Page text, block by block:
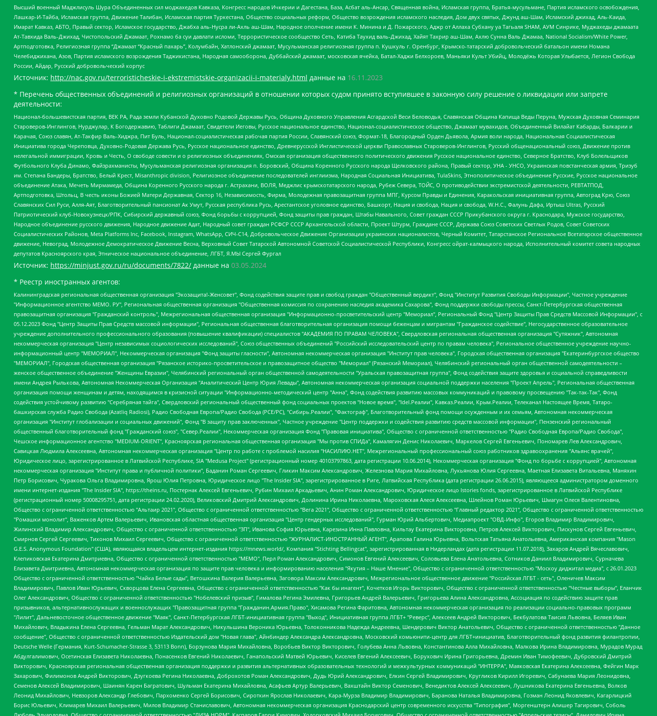
Высший военный Маджлисуль Шура Объединенных сил моджахедов Кавказа, Конгресс народов Ичкерии и Дагестана, База, Асбат аль-Ансар, Священная война, Исламская группа, Братья-мусульмане, Партия исламского освобождения,
Лашкар-И-Тайба, Исламская группа, Движение Талибан, Исламская партия Туркестана, Общество социальных реформ, Общество возрождения исламского наследия, Дом двух святых, Джунд аш-Шам, Исламский джихад, Аль-Каида,
Имарат Кавказ, АБТО, Правый сектор, Исламское государство, Джабха аль-Нусра ли-Ахль аш-Шам, Народное ополчение имени К. Минина и Д. Пожарского, Аджр от Аллаха Субхану уа Тагьаля SHAM, АУМ Синрике, Муджахеды джамаата
Ат-Тавхида Валь-Джихад, Чистопольский Джамаат, Рохнамо ба суи давлати исломи, Террористическое сообщество Сеть, Катиба Таухид валь-Джихад, Хайят Тахрир аш-Шам, Ахлю Сунна Валь Джамаа, National Socialism/White Power,
Артподготовка, Религиозная группа “Джамаат “Красный пахарь”, Колумбайн, Хатлонский джамаат, Мусульманская религиозная группа п. Кушкуль г. Оренбург, Крымско-татарский добровольческий батальон имени Номана
Челебиджихана, Азов, Партия исламского возрождения Таджикистана, Народная самооборона, Дуббайский джамаат, московская ячейка, Батал-Хаджи Белхороев, Маньяки Культ Убийц, Молодёжь Которая Улыбается, Легион Свобода
России, Айдар, Русский добровольческий корпус
Источник: http://nac.gov.ru/terroristicheskie-i-ekstremistskie-organizacii-i-materialy.html данные на 16.11.2023
* Перечень общественных объединений и религиозных организаций в отношении которых судом принято вступившее в законную силу решение о ликвидации или запрете
деятельности:
Национал-большевистская партия, ВЕК РА, Рада земли Кубанской Духовно Родовой Державы Русь, Община Духовного Управления Асгардской Веси Беловодья, Славянская Община Капища Веды Перуна, Мужская Духовная Семинария
Староверов-Инглингов, Нурджулар, К Богодержавию, Таблиги Джамаат, Свидетели Иеговы, Русское национальное единство, Национал-социалистическое общество, Джамаат мувахидов, Объединенный Вилайат Кабарды, Балкарии и
Карачая, Союз славян, Ат-Такфир Валь-Хиджра, Пит Буль, Национал-социалистическая рабочая партия России, Славянский союз, Формат-18, Благородный Орден Дьявола, Армия воли народа, Национальная Социалистическая
Инициатива города Череповца, Духовно-Родовая Держава Русь, Русское национальное единство, Древнерусской Инглистической церкви Православных Староверов-Инглингов, Русский общенациональный союз, Движение против
нелегальной иммиграции, Кровь и Честь, О свободе совести и о религиозных объединениях, Омская организация общественного политического движения Русское национальное единство, Северное Братство, Клуб Болельщиков
Футбольного Клуба Динамо, Файзрахманисты, Мусульманская религиозная организация п. Боровский, Община Коренного Русского народа Щелковского района, Правый сектор, УНА - УНСО, Украинская повстанческая армия, Тризуб
им. Степана Бандеры, Братство, Белый Крест, Misanthropic division, Религиозное объединение последователей инглиизма, Народная Социальная Инициатива, TulaSkins, Этнополитическое объединение Русские, Русское национальное
объединение Атака, Мечеть Мирмамеда, Община Коренного Русского народа г. Астрахани, ВОЛЯ, Меджлис крымскотатарского народа, Рубеж Севера, ТОЙС, О противодействии экстремистской деятельности, РЕВТАТПОД,
Артподготовка, Штольц, В честь иконы Божией Матери Державная, Сектор 16, Независимость, Фирма, Молодежная правозащитная группа МПГ, Курсом Правды и Единения, Каракольская инициативная группа, Автоград Крю, Союз
Славянских Сил Руси, Алля-Аят, Благотворительный пансионат Ак Умут, Русская республика Русь, Арестантское уголовное единство, Башкорт, Нация и свобода, Нация и свобода, W.H.С., Фалунь Дафа, Иртыш Ultras, Русский
Патриотический клуб-Новокузнецк/РПК, Сибирский державный союз, Фонд борьбы с коррупцией, Фонд защиты прав граждан, Штабы Навального, Совет граждан СССР Прикубанского округа г. Краснодара, Мужское государство,
Народное объединение русского движения, Народное движение Адат, Народный совет граждан РСФСР СССР Архангельской области, Проект Штурм, Граждане СССР, Держава Союз Советских Светлых Родов, Совет Советских
Социалистических Районов, Meta Platforms Inc, Facebook, Instagram, WhatsApp, СИЧ-С14, Добровольческое Движение Организации украинских националистов, Черный Комитет, Татарстанское Региональное Всетатарское общественное
движение, Невоград, Молодежное Демократическое Движение Весна, Верховный Совет Татарской Автономной Советской Социалистической Республики, Конгресс ойрат-калмыцкого народа, Исполнительный комитет совета народных
депутатов Красноярского края, Этническое национальное объединение, ЛГБТ, Я.МЫ Сергей Фургал
Источник: https://minjust.gov.ru/ru/documents/7822/ данные на 03.05.2024
* Реестр иностранных агентов:
Калининградская региональная общественная организация "Экозащита!-Женсовет", Фонд содействия защите прав и свобод граждан "Общественный вердикт", Фонд "Институт Развития Свободы Информации", Частное учреждение "Информационное агентство МЕМО. РУ", Региональная общественная организация "Общественная комиссия по сохранению наследия академика Сахарова", Фонд поддержки свободы прессы, Санкт-Петербургская общественная правозащитная организация "Гражданский контроль", Межрегиональная общественная организация "Информационно-просветительский центр "Мемориал", Региональный Фонд "Центр Защиты Прав Средств Массовой Информации", с 05.12.2023 Фонд "Центр Защиты Прав Средств массовой информации", Региональная общественная благотворительная организация помощи беженцам и мигрантам "Гражданское содействие", Негосударственное образовательное учреждение дополнительного профессионального образования (повышение квалификации) специалистов "АКАДЕМИЯ ПО ПРАВАМ ЧЕЛОВЕКА", Свердловская региональная общественная организация "Сутяжник", Автономная некоммерческая организация "Центр независимых социологических исследований", Союз общественных объединений "Российский исследовательский центр по правам человека", Региональное общественное учреждение научно-информационный центр "МЕМОРИАЛ", Некоммерческая организация "Фонд защиты гласности", Автономная некоммерческая организация "Институт прав человека", Городская общественная организация "Екатеринбургское общество "МЕМОРИАЛ", Городская общественная организация "Рязанское историко-просветительское и правозащитное общество "Мемориал" (Рязанский Мемориал), Челябинский региональный орган общественной самодеятельности – женское общественное объединение "Женщины Евразии", Челябинский региональный орган общественной самодеятельности "Уральская правозащитная группа", Фонд содействия защите здоровья и социальной справедливости имени Андрея Рылькова, Автономная Некоммерческая Организация "Аналитический Центр Юрия Левады", Автономная некоммерческая организация социальной поддержки населения "Проект Апрель", Региональная общественная организация помощи женщинам и детям, находящимся в кризисной ситуации "Информационно-методический центр "Анна", Фонд содействия развитию массовых коммуникаций и правовому просвещению "Так-так-Так", Фонд содействия устойчивому развитию "Серебряная тайга", Свердловский региональный общественный фонд социальных проектов "Новое время", "Idel.Реалии", Кавказ.Реалии, Крым.Реалии, Телеканал Настоящее Время, Татаро-башкирская служба Радио Свобода (Azatliq Radiosi), Радио Свободная Европа/Радио Свобода (PCE/PC), "Сибирь.Реалии", "Фактограф", Благотворительный фонд помощи осужденным и их семьям, Автономная некоммерческая организация "Институт глобализации и социальных движений", Фонд "В защиту прав заключенных", Частное учреждение "Центр поддержки и содействия развитию средств массовой информации", Пензенский региональный общественный благотворительный фонд "Гражданский союз", "Север.Реалии", Некоммерческая организация Фонд "Правовая инициатива", Общество с ограниченной ответственностью "Радио Свободная Европа/Радио Свобода", Чешское информационное агентство "MEDIUM-ORIENT", Красноярская региональная общественная организация "Мы против СПИДа", Камалягин Денис Николаевич, Маркелов Сергей Евгеньевич, Пономарев Лев Александрович, Савицкая Людмила Алексеевна, Автономная некоммерческая организация "Центр по работе с проблемой насилия "НАСИЛИЮ.НЕТ", Межрегиональный профессиональный союз работников здравоохранения "Альянс врачей", Юридическое лицо, зарегистрированное в Латвийской Республике, SIA "Medusa Project" (регистрационный номер 40103797863, дата регистрации 10.06.2014), Некоммерческая организация "Фонд по борьбе с коррупцией", Автономная некоммерческая организация "Институт права и публичной политики", Баданин Роман Сергеевич, Гликин Максим Александрович, Железнова Мария Михайловна, Лукьянова Юлия Сергеевна, Маетная Елизавета Витальевна, Маняхин Петр Борисович, Чуракова Ольга Владимировна, Ярош Юлия Петровна, Юридическое лицо "The Insider SIA", зарегистрированное в Риге, Латвийская Республика (дата регистрации 26.06.2015), являющееся администратором доменного имени интернет-издания "The Insider SIA", https://theins.ru, Постернак Алексей Евгеньевич, Рубин Михаил Аркадьевич, Анин Роман Александрович, Юридическое лицо Istories fonds, зарегистрированное в Латвийской Республике (регистрационный номер 50008295751, дата регистрации 24.02.2020), Великовский Дмитрий Александрович, Долинина Ирина Николаевна, Мароховская Алеся Алексеевна, Шлейнов Роман Юрьевич, Шмагун Олеся Валентиновна, Общество с ограниченной ответственностью "Альтаир 2021", Общество с ограниченной ответственностью "Вега 2021", Общество с ограниченной ответственностью "Главный редактор 2021", Общество с ограниченной ответственностью "Ромашки монолит", Важенков Артем Валерьевич, Ивановская областная общественная организация "Центр гендерных исследований", Гурман Юрий Альбертович, Медиапроект "ОВД-Инфо", Егоров Владимир Владимирович, Жилинский Владимир Александрович, Общество с ограниченной ответственностью "ЗП", Иванова София Юрьевна, Карезина Инна Павловна, Кильтау Екатерина Викторовна, Петров Алексей Викторович, Пискунов Сергей Евгеньевич, Смирнов Сергей Сергеевич, Тихонов Михаил Сергеевич, Общество с ограниченной ответственностью "ЖУРНАЛИСТ-ИНОСТРАННЫЙ АГЕНТ", Арапова Галина Юрьевна, Вольтская Татьяна Анатольевна, Американская компания "Mason G.E.S. Anonymous Foundation" (США), являющаяся владельцем интернет-издания https://mnews.world/, Компания "Stichting Bellingcat", зарегистрированная в Нидерландах (дата регистрации 11.07.2018), Захаров Андрей Вячеславович, Клепиковская Екатерина Дмитриевна, Общество с ограниченной ответственностью "МЕМО", Перл Роман Александрович, Симонов Евгений Алексеевич, Соловьева Елена Анатольевна, Сотников Даниил Владимирович, Сурначева Елизавета Дмитриевна, Автономная некоммерческая организация по защите прав человека и информированию населения "Якутия – Наше Мнение", Общество с ограниченной ответственностью "Москоу диджитал медиа", с 26.01.2023 Общество с ограниченной ответственностью "Чайка Белые сады", Ветошкина Валерия Валерьевна, Заговора Максим Александрович, Межрегиональное общественное движение "Российская ЛГБТ - сеть", Оленичев Максим Владимирович, Павлов Иван Юрьевич, Скворцова Елена Сергеевна, Общество с ограниченной ответственностью "Как бы инагент", Кочетков Игорь Викторович, Общество с ограниченной ответственностью "Честные выборы", Еланчик Олег Александрович, Общество с ограниченной ответственностью "Нобелевский призыв", Гималова Регина Эмилевна, Григорьев Андрей Валерьевич, Григорьева Алина Александровна, Ассоциация по содействию защите прав призывников, альтернативнослужащих и военнослужащих "Правозащитная группа "Гражданин.Армия.Право", Хисамова Регина Фаритовна, Автономная некоммерческая организация по реализации социально-правовых программ "Лилит", Дальневосточное общественное движение "Маяк", Санкт-Петербургская ЛГБТ-инициативная группа "Выход", Инициативная группа ЛГБТ+ "Реверс", Алексеев Андрей Викторович, Бекбулатова Таисия Львовна, Беляев Иван Михайлович, Владыкина Елена Сергеевна, Гельман Марат Александрович, Никульшина Вероника Юрьевна, Толоконникова Надежда Андреевна, Шендерович Виктор Анатольевич, Общество с ограниченной ответственностью "Данное сообщение", Общество с ограниченной ответственностью Издательский дом "Новая глава", Айнбиндер Александра Александровна, Московский комьюнити-центр для ЛГБТ+инициатив, Благотворительный фонд развития филантропии, Deutsche Welle (Германия, Kurt-Schumacher-Strasse 3, 53113 Bonn), Борзунова Мария Михайловна, Воробьев Виктор Викторович, Голубева Анна Львовна, Константинова Алла Михайловна, Малкова Ирина Владимировна, Мурадов Мурад Абдулгалимович, Осетинская Елизавета Николаевна, Понасенков Евгений Николаевич, Ганапольский Матвей Юрьевич, Киселев Евгений Алексеевич, Борухович Ирина Григорьевна, Дремин Иван Тимофеевич, Дубровский Дмитрий Викторович, Красноярская региональная общественная организация поддержки и развития альтернативных образовательных технологий и межкультурных коммуникаций "ИНТЕРРА", Маяковская Екатерина Алексеевна, Фейгин Марк Захарович, Филимонов Андрей Викторович, Дзугкоева Регина Николаевна, Доброхотов Роман Александрович, Дудь Юрий Александрович, Елкин Сергей Владимирович, Кругликов Кирилл Игоревич, Сабунаева Мария Леонидовна, Семенов Алексей Владимирович, Шаинян Карен Багратович, Шульман Екатерина Михайловна, Асафьев Артур Валерьевич, Вахштайн Виктор Семенович, Венедиктов Алексей Алексеевич, Лушникова Екатерина Евгеньевна, Волков Леонид Михайлович, Невзоров Александр Глебович, Пархоменко Сергей Борисович, Сироткин Ярослав Николаевич, Кара-Мурза Владимир Владимирович, Баранова Наталья Владимировна, Гозман Леонид Яковлевич, Кагарлицкий Борис Юльевич, Климарев Михаил Валерьевич, Милов Владимир Станиславович, Автономная некоммерческая организация Краснодарский центр современного искусства "Типография", Моргенштерн Алишер Тагирович, Соболь Любовь Эдуардовна, Общество с ограниченной ответственностью "ЛИЗА НОРМ", Каспаров Гарри Кимович, Ходорковский Михаил Борисович, Общество с ограниченной ответственностью "Апрельские тезисы", Данилович Ирина Брониславовна, Кашин Олег Владимирович, Петров Николай Владимирович, Пивоваров Алексей Владимирович, Соколов Михаил Владимирович, Цветкова Юлия Владимировна, Чичваркин Евгений Александрович, Комитет против пыток/Команда против пыток, Общество с ограниченной ответственностью "Первый научный", Общество с ограниченной ответственностью "Вертолет и ко", Белоцерковская Вероника Борисовна, Кац Максим Евгеньевич, Лазарева Татьяна Юрьевна, Шаведдинов Руслан Табризович, Яшин Илья Валерьевич, Общество с ограниченной ответственностью "Иноагент ААВ", Алешковский Дмитрий Петрович, Альбац Евгения Марковна, Быков Дмитрий Львович, Галямина Юлия Евгеньевна, Лойко Сергей Леонидович, Мартынов Кирилл Константинович, Медведев Сергей Александрович, Крашенинников Федор Геннадиевич, Гордеева Катерина Вл